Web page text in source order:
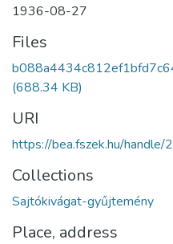
1936-08-27
Files
(688.34 KB)
URI
https://bea.fszek.hu/
Collections
Sajtókivágat-gyűjtemény
Place, address